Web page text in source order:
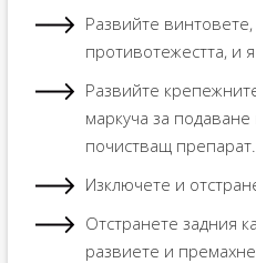
Развийте
противотежестта, и
Развийте
маркуча за
почистващ препарат.
Изключете и
Отстранете задния
развиете и